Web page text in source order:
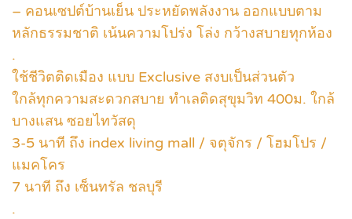
– คอนเซปต์บ้านเย็น ประหยัดพลังงาน ออกแบบตาม
หลักธรรมชาติ เน้นความโปร่ง โล่ง กว้างสบายทุกห้อง
.
ใช้ชีวิตติดเมือง แบบ Exclusive สงบเป็นส่วนตัว
ใกล้ทุกความสะดวกสบาย ทำเลติดสุขุมวิท 400ม. ใกล้
บางแสน ซอยไทวัสดุ
3-5 นาที ถึง index living mall / จตุจักร / โฮมโปร /
แมคโคร
7 นาที ถึง เซ็นทรัล ชลบุรี
.